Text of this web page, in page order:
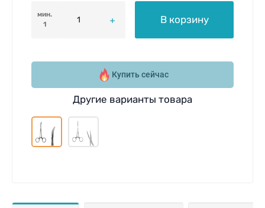
мин.
1
В корзину
Купить сейчас
Другие варианты товара